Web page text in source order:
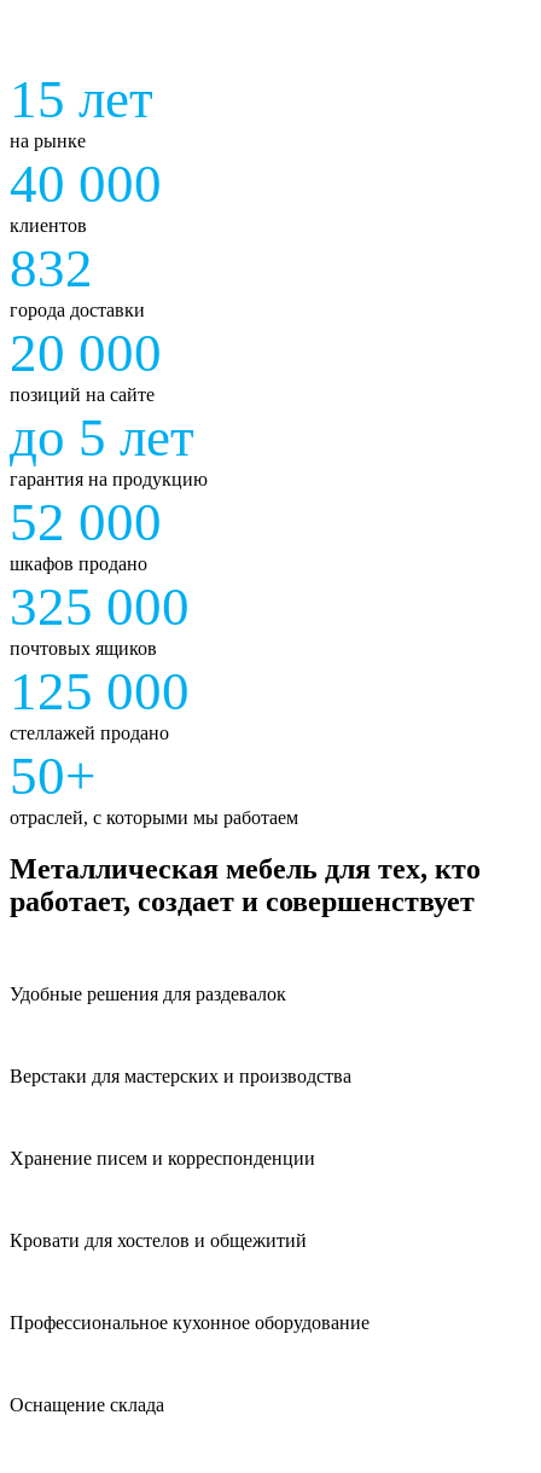
15 лет
на рынке
40 000
клиентов
832
города доставки
20 000
позиций на сайте
до 5 лет
гарантия на продукцию
52 000
шкафов продано
325 000
почтовых ящиков
125 000
стеллажей продано
50+
отраслей, с которыми мы работаем
Металлическая мебель для тех, кто
работает, создает и совершенствует
Удобные решения для раздевалок
Верстаки для мастерских и производства
Хранение писем и корреспонденции
Кровати для хостелов и общежитий
Профессиональное кухонное оборудование
Оснащение склада